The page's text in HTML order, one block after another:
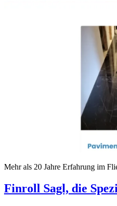
Mehr als 20 Jahre Erfahrung im
Finroll Sagl, die